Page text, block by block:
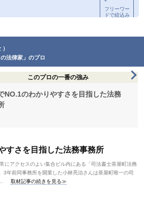
フリーワー
ドで絞込み
法律家」のプロ
このプロの一番の強み
NO.1のわかりやすさを目指した法務
すさを目指した法務事務所
にアクセスのよい集合ビル内にある「司法書士茶屋町法務
3年前同事務所を開業した小林亮治さんは茶屋町唯一の司
取材記事の続きを見る≫